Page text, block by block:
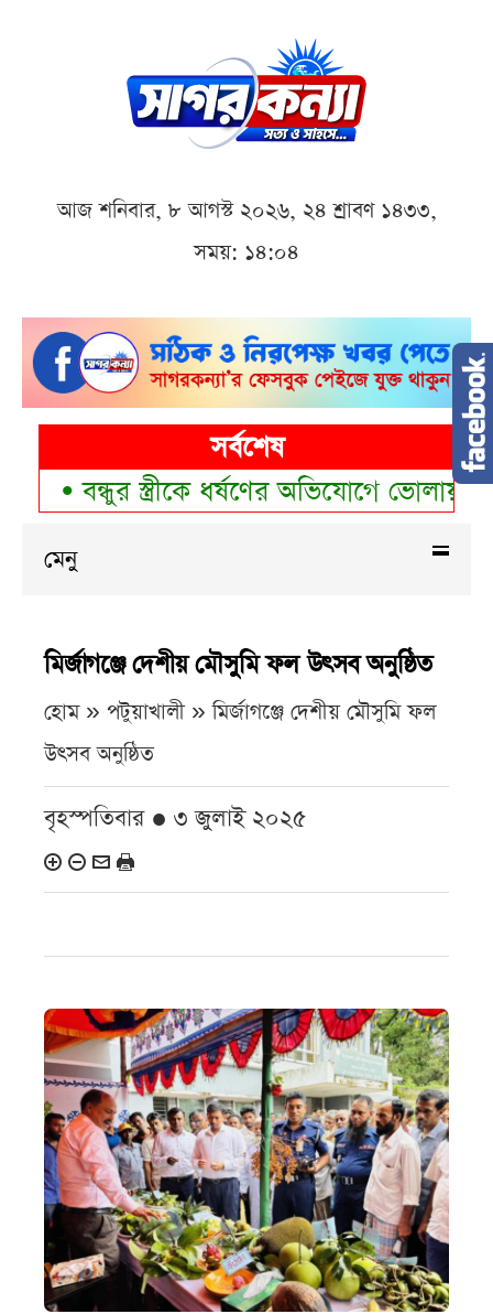
আজ শনিবার, ৮ আগস্ট ২০২৬, ২৪ শ্রাবণ ১৪৩৩,
সময়: ১৪:০৪
সর্বশেষ
বন্ধুর স্ত্রীকে ধর্ষণের অভিযোগে ভোলায় যুবক
মেনু
মির্জাগঞ্জে দেশীয় মৌসুমি ফল উৎসব অনুষ্ঠিত
হোম » পটুয়াখালী »মির্জাগঞ্জে দেশীয় মৌসুমি ফল
উৎসব অনুষ্ঠিত
বৃহস্পতিবার ● ৩ জুলাই ২০২৫